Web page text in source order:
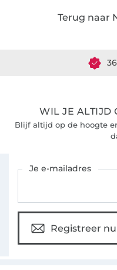
Terug naar
WIL JE ALTIJD
Blijf altijd op de hoogte
Je e-mailadres
Registreer nu